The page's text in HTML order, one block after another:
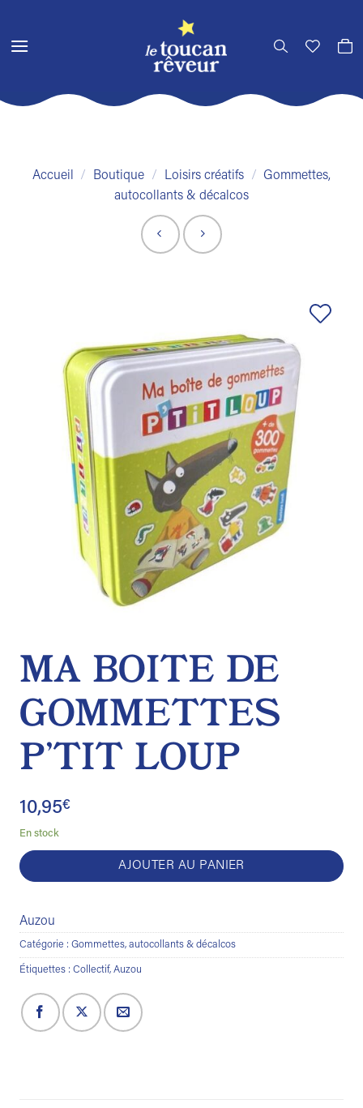
contenu
Accueil / Boutique / Loisirs créatifs /
Gommettes,
autocollants & décalcos
à la liste
souhaits
MA BOITE DE
GOMMETTES
P’TIT LOUP
10,95€
En stock
AJOUTER AU PANIER
Auzou
Catégorie : Gommettes, autocollants & décalcos
Étiquettes : Collectif, Auzou